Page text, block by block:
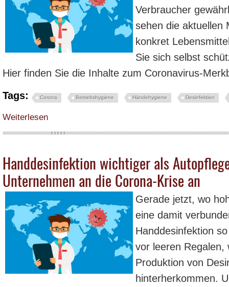
Verbraucher
sehen die aktuellen
konkret
Sie sich selbst
Hier finden Sie die Inhalte zum Coronavirus-
Tags:
Corona Betriebshygiene Händehygiene Desinfektion
Weiterlesen
Handdesinfektion wichtiger als
Unternehmen an die Corona-Krise an
Gerade jetzt, wo
eine damit
Handdesinfektion
vor leeren Regalen,
Produktion von
hinterherkommen.